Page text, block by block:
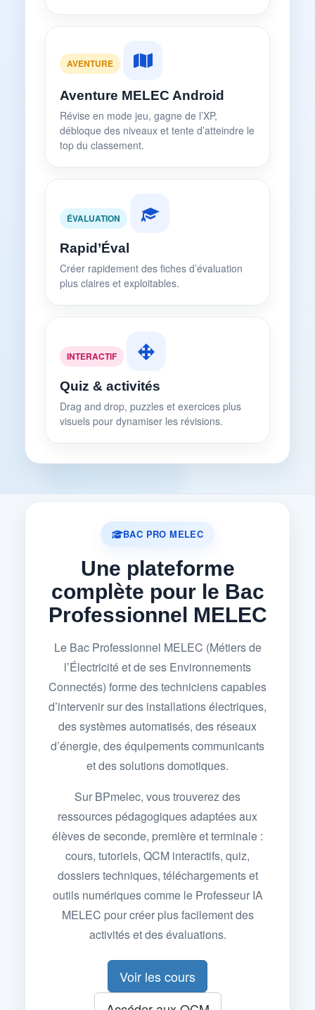
AVENTURE
Aventure MELEC Android
Révise en mode jeu, gagne de l’XP,
débloque des niveaux et tente d’atteindre le
top du classement.
ÉVALUATION
Rapid’Éval
Créer rapidement des fiches d’évaluation
plus claires et exploitables.
INTERACTIF
Quiz & activités
Drag and drop, puzzles et exercices plus
visuels pour dynamiser les révisions.
BAC PRO MELEC
Une plateforme
complète pour le Bac
Professionnel MELEC
Le Bac Professionnel MELEC (Métiers de
l’Électricité et de ses Environnements
Connectés) forme des techniciens capables
d’intervenir sur des installations électriques,
des systèmes automatisés, des réseaux
d’énergie, des équipements communicants
et des solutions domotiques.
Sur BPmelec, vous trouverez des
ressources pédagogiques adaptées aux
élèves de seconde, première et terminale :
cours, tutoriels, QCM interactifs, quiz,
dossiers techniques, téléchargements et
outils numériques comme le Professeur IA
MELEC pour créer plus facilement des
activités et des évaluations.
Voir les cours